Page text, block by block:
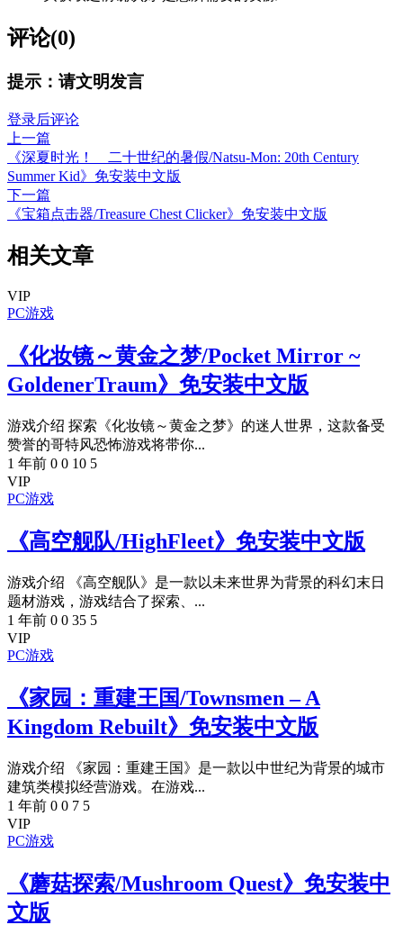
评论(0)
提示：请文明发言
登录后评论
上一篇
《深夏时光！ 二十世纪的暑假/Natsu-Mon: 20th Century
Summer Kid》免安装中文版
下一篇
《宝箱点击器/Treasure Chest Clicker》免安装中文版
相关文章
VIP
PC游戏
《化妆镜～黄金之梦/Pocket Mirror ~
GoldenerTraum》免安装中文版
游戏介绍 探索《化妆镜～黄金之梦》的迷人世界，这款备受
赞誉的哥特风恐怖游戏将带你...
1 年前 0 0 10 5
VIP
PC游戏
《高空舰队/HighFleet》免安装中文版
游戏介绍 《高空舰队》是一款以未来世界为背景的科幻末日
题材游戏，游戏结合了探索、...
1 年前 0 0 35 5
VIP
PC游戏
《家园：重建王国/Townsmen – A
Kingdom Rebuilt》免安装中文版
游戏介绍 《家园：重建王国》是一款以中世纪为背景的城市
建筑类模拟经营游戏。在游戏...
1 年前 0 0 7 5
VIP
PC游戏
《蘑菇探索/Mushroom Quest》免安装中
文版